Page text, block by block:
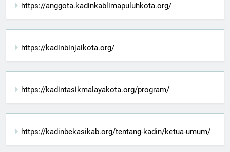
https://anggota.kadinkablimapuluhkota.org/
https://kadinbinjaikota.org/
https://kadintasikmalayakota.org/program/
https://kadinbekasikab.org/tentang-kadin/ketua-umum/